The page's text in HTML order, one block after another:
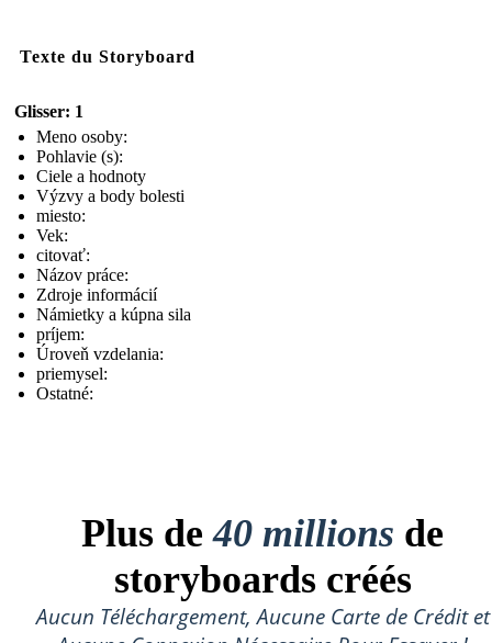
Texte du Storyboard
Glisser: 1
Meno osoby:
Pohlavie (s):
Ciele a hodnoty
Výzvy a body bolesti
miesto:
Vek:
citovať:
Názov práce:
Zdroje informácií
Námietky a kúpna sila
príjem:
Úroveň vzdelania:
priemysel:
Ostatné:
Plus de40 millions de
storyboards créés
Aucun Téléchargement, Aucune Carte de Crédit et